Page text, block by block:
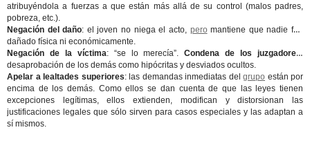
atribuyéndola a fuerzas a que están más allá de su control (malos padres,
pobreza, etc.).
Negación del daño: el joven no niega el acto, pero mantiene que nadie fue
dañado física ni económicamente.
Negación de la víctima: “se lo merecía”.Condena de los juzgadores :
desaprobación de los demás como hipócritas y desviados ocultos.
Apelar a lealtades superiores: las demandas inmediatas del grupo están por
encima de los demás. Como ellos se dan cuenta de que las leyes tienen
excepciones legítimas, ellos extienden, modifican y distorsionan las
justificaciones legales que sólo sirven para casos especiales y las adaptan a
sí mismos.